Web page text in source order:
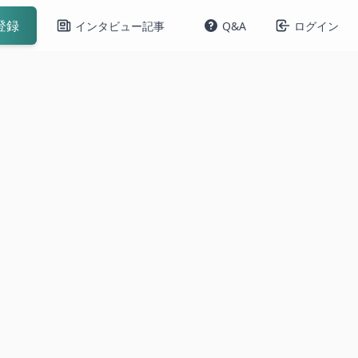
録 インタビュー記事 Q&A ログイン